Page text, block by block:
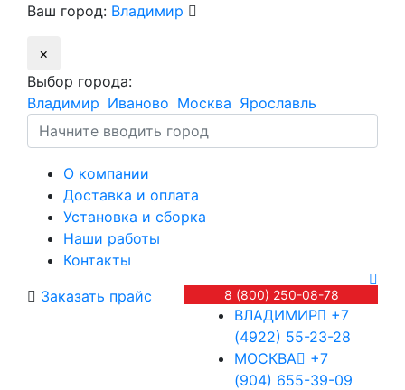
Ваш город: Владимир
×
Выбор города:
Владимир Иваново Москва Ярославль
О компании
Доставка и оплата
Установка и сборка
Наши работы
Контакты
Заказать прайс
8 (800) 250-08-78
ВЛАДИМИР
+7
(4922) 55-23-28
МОСКВА
+7
(904) 655-39-09